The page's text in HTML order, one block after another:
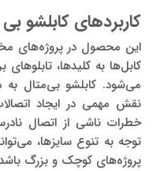
کاربردهای کابلشو
این محصول در پروژه‌های
کابل‌ها به کلیدها،
می‌شود. کابلشو بی‌متال به
نقش مهمی در ایجاد
خطرات ناشی از اتصال
توجه به تنوع سایزها،
پروژه‌های کوچک و بزرگ